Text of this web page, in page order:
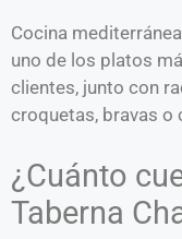
Cocina
uno de los platos
clientes, junto con
croquetas, bravas o
¿Cuánto
Taberna